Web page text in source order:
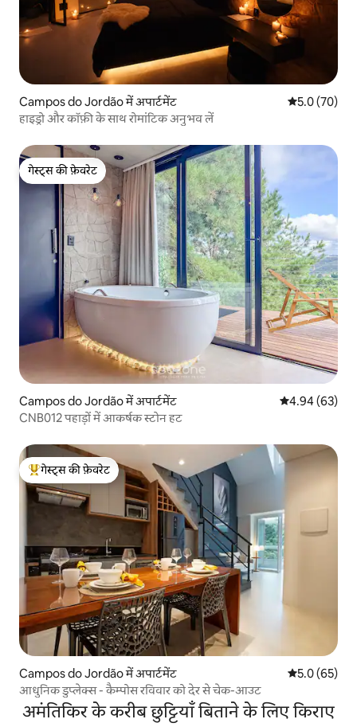
Campos do Jordão में अपार्टमेंट औसत रेटिंग 5
5.0 (70)
हाइड्रो और कॉफ़ी के साथ रोमांटिक अनुभव लें
गेस्ट्स की फ़ेवरेट
गेस्ट्स की फ़ेवरेट
Campos do Jordão में अपार्टमेंट औसत रेटिंग 5 में
4.94 (63)
CNB012 पहाड़ों में आकर्षक स्टोन हट
गेस्ट्स का टॉप फ़ेवरेट
गेस्ट्स की फ़ेवरेट
Campos do Jordão में अपार्टमेंट औसत रेटिंग 5
5.0 (65)
आधुनिक डुप्लेक्स - कैम्पोस रविवार को देर से चेक-आउट
अमंतिकिर के करीब छुट्टियाँ बिताने के लिए किराए